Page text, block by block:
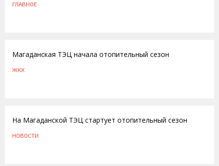
ГЛАВНОЕ
Магаданская ТЭЦ начала отопительный сезон
ЖКХ
На Магаданской ТЭЦ стартует отопительный сезон
НОВОСТИ